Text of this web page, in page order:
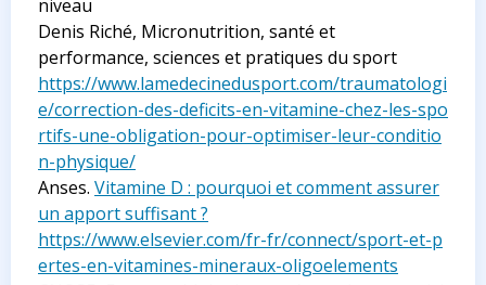
niveau
Denis Riché, Micronutrition, santé et
performance, sciences et pratiques du sport
https://www.lamedecinedusport.com/traumatologi
e/correction-des-deficits-en-vitamine-chez-les-spo
rtifs-une-obligation-pour-optimiser-leur-conditio
n-physique/
Anses. Vitamine D : pourquoi et comment assurer
un apport suffisant ?
https://www.elsevier.com/fr-fr/connect/sport-et-p
ertes-en-vitamines-mineraux-oligoelements